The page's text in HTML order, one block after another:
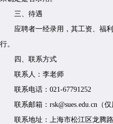
三、待遇
应聘者一经录用，其工资、福
行。
四、联系方式
联系人：李老师
联系电话：021-67791252
联系邮箱：rsk@sues.edu.cn（仅
联系地址：上海市松江区龙腾路